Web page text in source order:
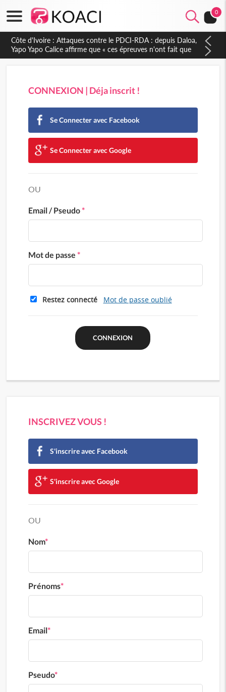
0
Côte d'Ivoire : Attaques contre le PDCI-RDA : depuis Daloa,
Yapo Yapo Calice affirme que « ces épreuves n'ont fait que
renforcer notre résilience »
CONNEXION | Déja inscrit !
Se Connecter avec Facebook
Se Connecter avec Google
OU
Email / Pseudo*
Mot de passe *
Restez connecté Mot de passe oublié
INSCRIVEZ VOUS !
S'inscrire avec Facebook
S'inscrire avec Google
OU
Nom*
Prénoms*
Email*
Pseudo*